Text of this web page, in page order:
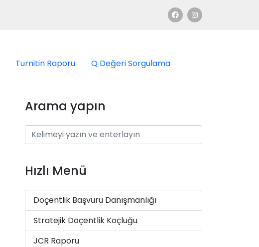
Turnitin Raporu
Q Değeri Sorgulama
Arama yapın
Hızlı Menü
Doçentlik Başvuru Danışmanlığı
Stratejik Doçentlik Koçluğu
JCR Raporu